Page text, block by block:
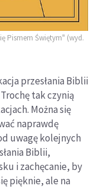
Pismem Świętym" (wyd.
przesłania Biblii
tak czynią
Można się
naprawdę
uwagę kolejnych
Biblii,
i zachęcanie, by
pięknie, ale na